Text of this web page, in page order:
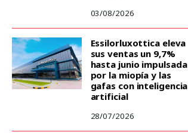
03/08/2026
Essilorluxottica eleva
sus ventas un 9,7%
hasta junio impulsada
por la miopía y las
gafas con inteligencia
artificial
28/07/2026